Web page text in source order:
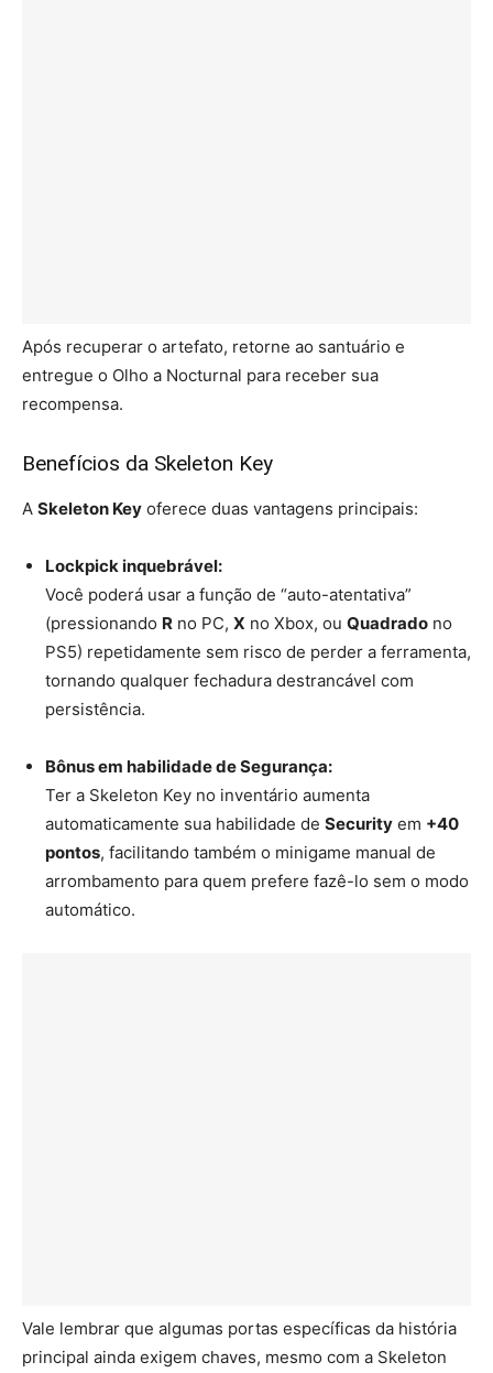
Após recuperar o artefato, retorne ao santuário e
entregue o Olho a Nocturnal para receber sua
recompensa.
Benefícios da Skeleton Key
A Skeleton Key oferece duas vantagens principais:
Lockpick inquebrável:
Você poderá usar a função de “auto-atentativa”
(pressionando R no PC, X no Xbox, ou Quadrado no
PS5) repetidamente sem risco de perder a ferramenta,
tornando qualquer fechadura destrancável com
persistência.
Bônus em habilidade de Segurança:
Ter a Skeleton Key no inventário aumenta
automaticamente sua habilidade de Security em +40
pontos, facilitando também o minigame manual de
arrombamento para quem prefere fazê-lo sem o modo
automático.
Vale lembrar que algumas portas específicas da história
principal ainda exigem chaves, mesmo com a Skeleton